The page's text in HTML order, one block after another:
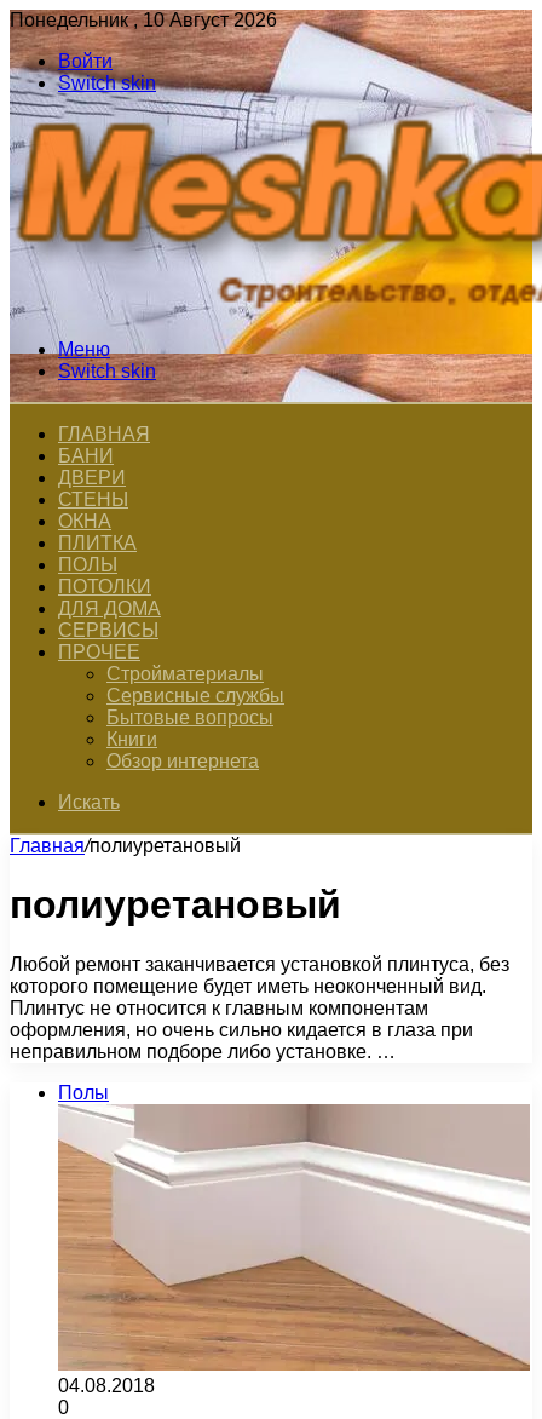
Понедельник , 10 Август 2026
Войти
Switch skin
Меню
Switch skin
ГЛАВНАЯ
БАНИ
ДВЕРИ
СТЕНЫ
ОКНА
ПЛИТКА
ПОЛЫ
ПОТОЛКИ
ДЛЯ ДОМА
СЕРВИСЫ
ПРОЧЕЕ
Стройматериалы
Сервисные службы
Бытовые вопросы
Книги
Обзор интернета
Искать
Главная/полиуретановый
полиуретановый
Любой ремонт заканчивается установкой плинтуса, без
которого помещение будет иметь неоконченный вид.
Плинтус не относится к главным компонентам
оформления, но очень сильно кидается в глаза при
неправильном подборе либо установке. …
Полы
04.08.2018
0